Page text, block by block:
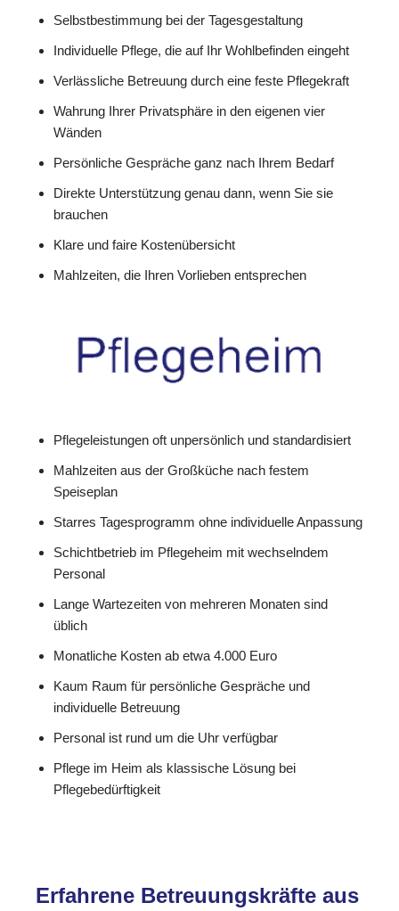
Selbstbestimmung bei der Tagesgestaltung
Individuelle Pflege, die auf Ihr Wohlbefinden eingeht
Verlässliche Betreuung durch eine feste Pflegekraft
Wahrung Ihrer Privatsphäre in den eigenen vier
Wänden
Persönliche Gespräche ganz nach Ihrem Bedarf
Direkte Unterstützung genau dann, wenn Sie sie
brauchen
Klare und faire Kostenübersicht
Mahlzeiten, die Ihren Vorlieben entsprechen
Pflegeleistungen oft unpersönlich und standardisiert
Mahlzeiten aus der Großküche nach festem
Speiseplan
Starres Tagesprogramm ohne individuelle Anpassung
Schichtbetrieb im Pflegeheim mit wechselndem
Personal
Lange Wartezeiten von mehreren Monaten sind
üblich
Monatliche Kosten ab etwa 4.000 Euro
Kaum Raum für persönliche Gespräche und
individuelle Betreuung
Personal ist rund um die Uhr verfügbar
Pflege im Heim als klassische Lösung bei
Pflegebedürftigkeit
Erfahrene Betreuungskräfte aus